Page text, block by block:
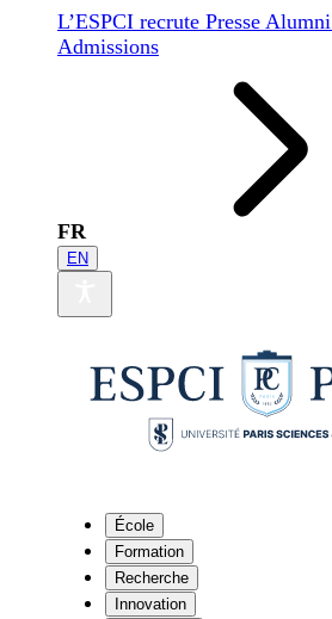
L’ESPCI recrute Presse Alumni
Admissions
FR
EN
École
Formation
Recherche
Innovation